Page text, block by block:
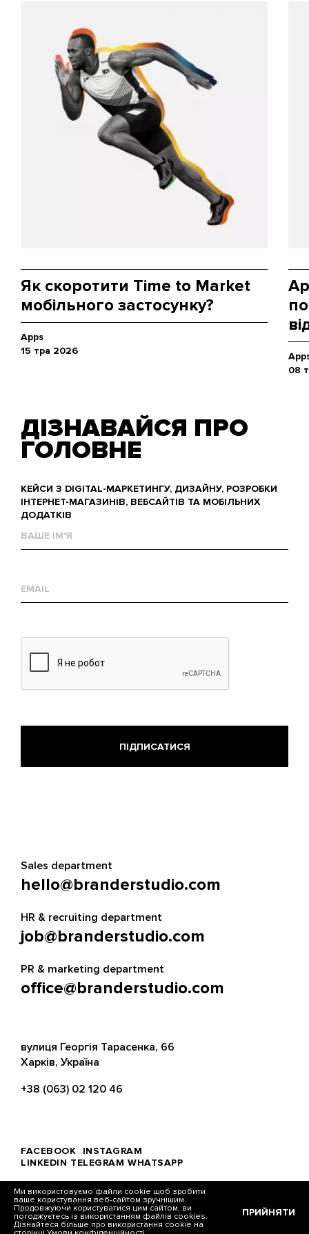
Ми використовуємо файли cookie щоб зробити
ваше користування веб-сайтом зручнішим.
Продовжуючи користуватися цим сайтом, ви
погоджуєтесь із використанням файлів cookies.
Дізнайтеся більше про використання cookie на
ПРИЙНЯТИ
Як скоротити Time to Market
мобільного застосунку?
Apps
15 тра 2026
08
ДІЗНАВАЙСЯ ПРО
ГОЛОВНЕ
КЕЙСИ З DIGITAL-МАРКЕТИНГУ, ДИЗАЙНУ, РОЗРОБКИ
ІНТЕРНЕТ-МАГАЗИНІВ, ВЕБСАЙТІВ ТА МОБІЛЬНИХ
ДОДАТКІВ
им'я
mail
Sales department
hello@branderstudio.com
HR & recruiting department
job@branderstudio.com
PR & marketing department
office@branderstudio.com
вулиця Георгія Тарасенка, 66
Харків, Україна
+38 (063) 02 120 46
FACEBOOK
INSTAGRAM
LINKEDIN TELEGRAM WHATSAPP
© Brander, 2026